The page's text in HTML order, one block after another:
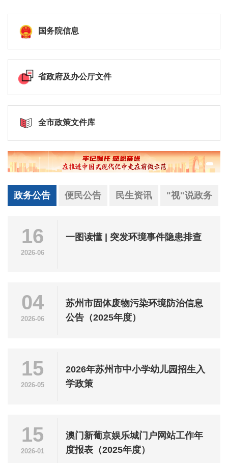
国务院信息
省政府及办公厅文件
全市政策文件库
政务公告 便民公告 民生资讯 "视"说政务
16
2026-06
一图读懂 | 突发环境事件隐患排查
04
2026-06
苏州市固体废物污染环境防治信息
公告（2025年度）
15
2026-05
2026年苏州市中小学幼儿园招生入
学政策
15
2026-01
澳门新葡京娱乐城门户网站工作年
度报表（2025年度）